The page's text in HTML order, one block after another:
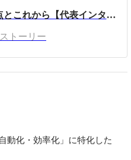
事業部の事業責任者に就任。
Yoom創業の原点とこれから【代表インタビュー】
トーリー
動化・効率化」に特化した